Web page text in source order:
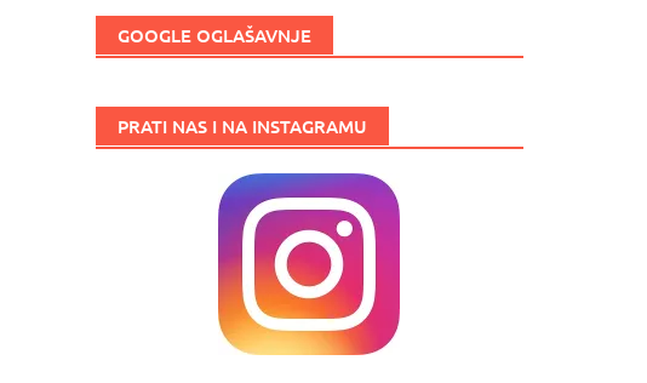
GOOGLE OGLAŠAVNJE
PRATI NAS I NA INSTAGRAMU